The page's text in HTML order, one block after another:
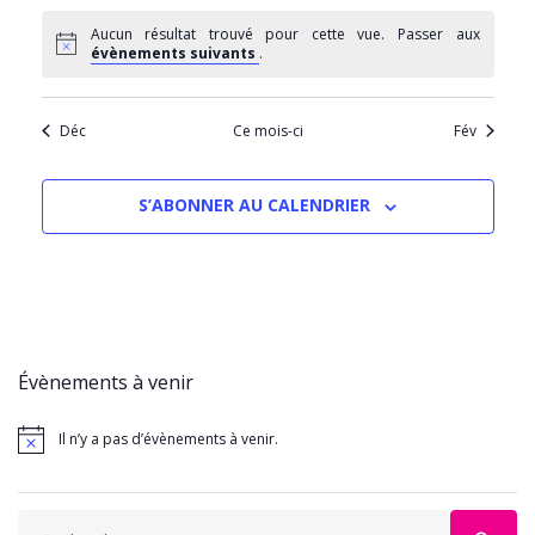
Aucun résultat trouvé pour cette vue. Passer aux
évènements suivants .
Déc Ce mois-ci Fév
S’ABONNER AU CALENDRIER
Évènements à venir
Il n’y a pas d’évènements à venir.